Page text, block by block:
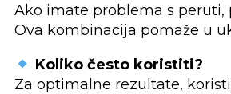
Ako imate problema s
Ova kombinacija pomaže u
Koliko često koristiti?
Za optimalne rezultate,